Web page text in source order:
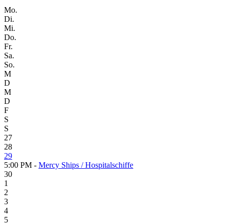
Mo.
Di.
Mi.
Do.
Fr.
Sa.
So.
M
D
M
D
F
S
S
27
28
29
5:00 PM - Mercy Ships / Hospitalschiffe
30
1
2
3
4
5